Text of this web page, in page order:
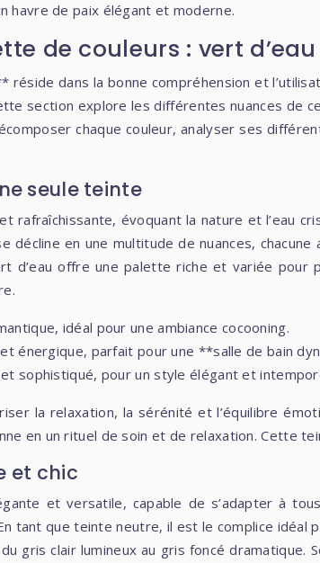
havre de paix élégant et moderne.
de couleurs : vert
réside dans la bonne compréhension et
section explore les différentes nuances de
chaque couleur, analyser ses
seule teinte
rafraîchissante, évoquant la nature et l’eau
décline en une multitude de nuances,
d’eau offre une palette riche et variée pour
idéal pour une ambiance cocooning.
énergique, parfait pour une **salle de bain
sophistiqué, pour un style élégant et
la relaxation, la sérénité et l’équilibre
en un rituel de soin et de relaxation. Cette
et chic
et versatile, capable de s’adapter à
tant que teinte neutre, il est le complice
gris clair lumineux au gris foncé